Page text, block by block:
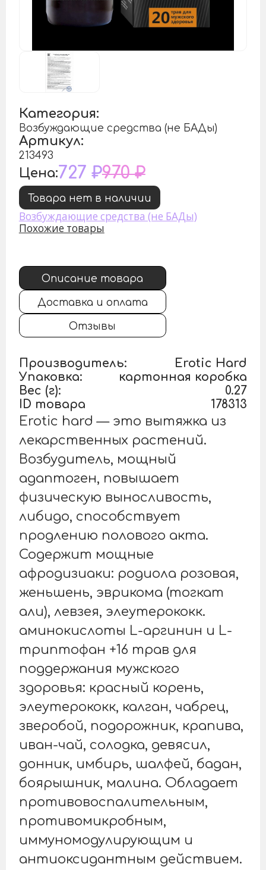
Категория:
Возбуждающие средства (не БАДы)
Артикул:
213493
Цена:727 ₽970 ₽
Товара нет в наличии
Возбуждающие средства (не БАДы)
Похожие товары
Описание товара
Доставка и оплата
Отзывы
Производитель:
Erotic Hard
Упаковка:
картонная коробка
Вес (г):
0.27
ID товара
178313
Erotic hard — это вытяжка из
лекарственных растений.
Возбудитель, мощный
адаптоген, повышает
физическую выносливость,
либидо, способствует
продлению полового акта.
Содержит мощные
афродизиаки: родиола розовая,
женьшень, эврикома (тогкат
али), левзея, элеутерококк.
аминокислоты L-аргинин и L-
триптофан +16 трав для
поддержания мужского
здоровья: красный корень,
элеутерококк, калган, чабрец,
зверобой, подорожник, крапива,
иван-чай, солодка, девясил,
донник, имбирь, шалфей, бадан,
боярышник, малина. Обладает
противовоспалительным,
противомикробным,
иммуномодулирующим и
антиоксидантным действием.